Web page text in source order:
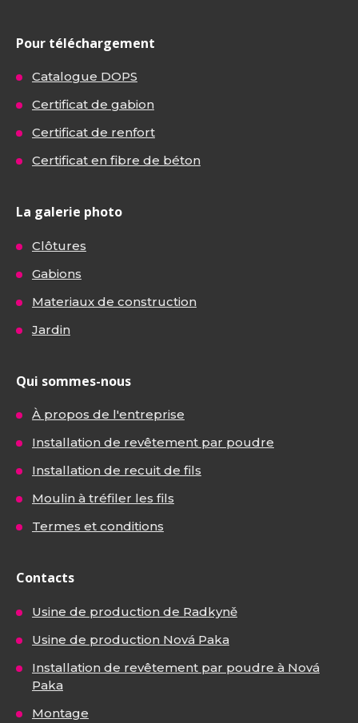
Pour téléchargement
Catalogue DOPS
Certificat de gabion
Certificat de renfort
Certificat en fibre de béton
La galerie photo
Clôtures
Gabions
Materiaux de construction
Jardin
Qui sommes-nous
À propos de l'entreprise
Installation de revêtement par poudre
Installation de recuit de fils
Moulin à tréfiler les fils
Termes et conditions
Contacts
Usine de production de Radkyně
Usine de production Nová Paka
Installation de revêtement par poudre à Nová
Paka
Montage